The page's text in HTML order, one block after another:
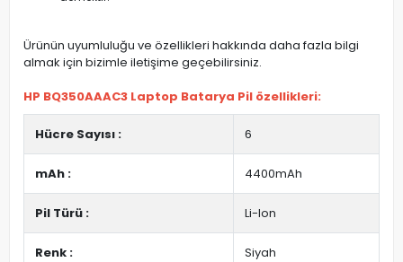
Ürünün uyumluluğu ve özellikleri hakkında daha fazla bilgi
almak için bizimle iletişime geçebilirsiniz.
HP BQ350AAAC3 Laptop Batarya Pil özellikleri:
Hücre Sayısı : 6
mAh : 4400mAh
Pil Türü : Li-Ion
Renk : Siyah